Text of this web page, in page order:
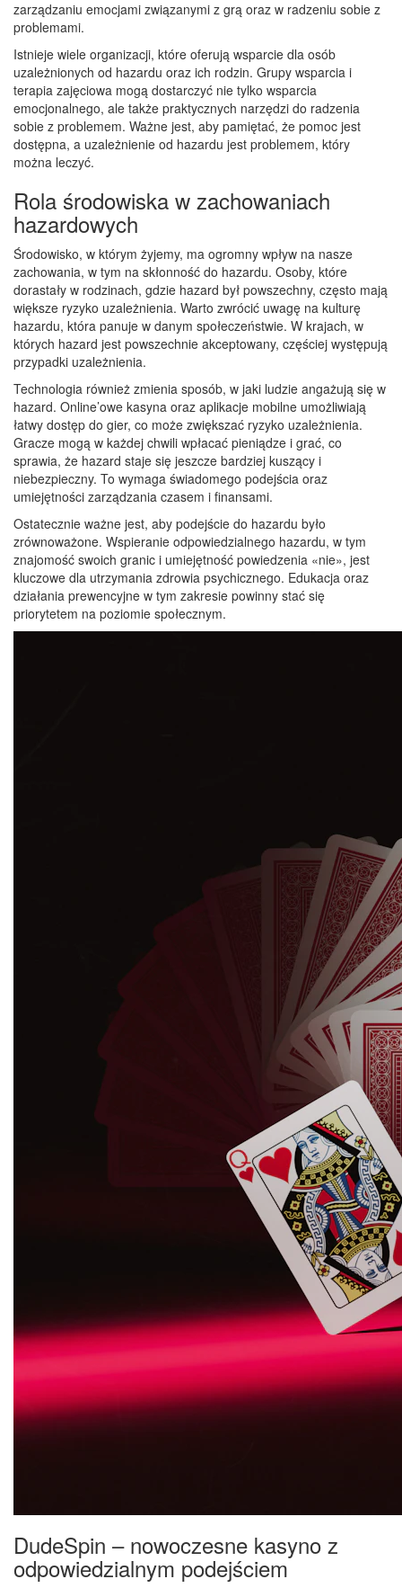
zarządzaniu emocjami związanymi z grą oraz w radzeniu sobie z
problemami.
Istnieje wiele organizacji, które oferują wsparcie dla osób
uzależnionych od hazardu oraz ich rodzin. Grupy wsparcia i
terapia zajęciowa mogą dostarczyć nie tylko wsparcia
emocjonalnego, ale także praktycznych narzędzi do radzenia
sobie z problemem. Ważne jest, aby pamiętać, że pomoc jest
dostępna, a uzależnienie od hazardu jest problemem, który
można leczyć.
Rola środowiska w zachowaniach
hazardowych
Środowisko, w którym żyjemy, ma ogromny wpływ na nasze
zachowania, w tym na skłonność do hazardu. Osoby, które
dorastały w rodzinach, gdzie hazard był powszechny, często mają
większe ryzyko uzależnienia. Warto zwrócić uwagę na kulturę
hazardu, która panuje w danym społeczeństwie. W krajach, w
których hazard jest powszechnie akceptowany, częściej występują
przypadki uzależnienia.
Technologia również zmienia sposób, w jaki ludzie angażują się w
hazard. Online’owe kasyna oraz aplikacje mobilne umożliwiają
łatwy dostęp do gier, co może zwiększać ryzyko uzależnienia.
Gracze mogą w każdej chwili wpłacać pieniądze i grać, co
sprawia, że hazard staje się jeszcze bardziej kuszący i
niebezpieczny. To wymaga świadomego podejścia oraz
umiejętności zarządzania czasem i finansami.
Ostatecznie ważne jest, aby podejście do hazardu było
zrównoważone. Wspieranie odpowiedzialnego hazardu, w tym
znajomość swoich granic i umiejętność powiedzenia «nie», jest
kluczowe dla utrzymania zdrowia psychicznego. Edukacja oraz
działania prewencyjne w tym zakresie powinny stać się
priorytetem na poziomie społecznym.
DudeSpin – nowoczesne kasyno z
odpowiedzialnym podejściem